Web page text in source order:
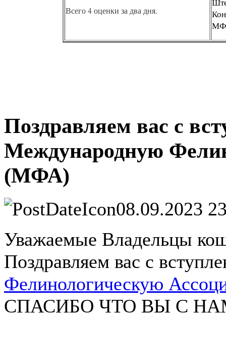
Всего 4 оценки за два дня.
Поздравляем вас с
Международную
(МФА)
08.09.2023
Уважаемые Владельцы
Поздравляем вас с
Фелинологическую
СПАСИБО ЧТО ВЫ С